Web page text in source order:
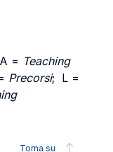
= Teaching
Precorsi; L =
Torna su